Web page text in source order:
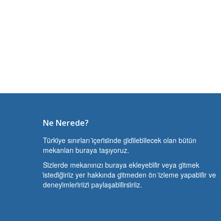
Ne Nerede?
Türki̇ye sınırları i̇çeri̇si̇nde gi̇di̇lebi̇lecek olan bütün
mekanları buraya taşıyoruz.
Si̇zlerde mekanınızı buraya ekleyebi̇li̇r veya gi̇tmek
i̇stedi̇ği̇ni̇z yer hakkında gi̇tmeden ön i̇zleme yapabi̇li̇r ve
deneyi̇mleri̇ni̇zi̇ paylaşabi̇li̇rsi̇ni̇z.